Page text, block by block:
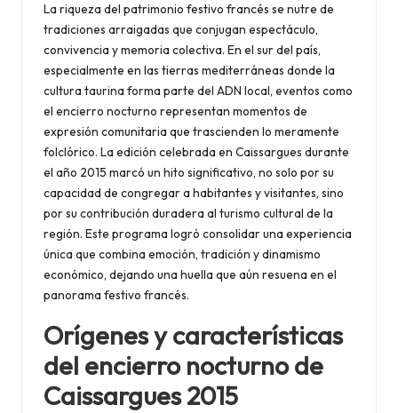
La riqueza del patrimonio festivo francés se nutre de
tradiciones arraigadas que conjugan espectáculo,
convivencia y memoria colectiva. En el sur del país,
especialmente en las tierras mediterráneas donde la
cultura taurina forma parte del ADN local, eventos como
el encierro nocturno representan momentos de
expresión comunitaria que trascienden lo meramente
folclórico. La edición celebrada en Caissargues durante
el año 2015 marcó un hito significativo, no solo por su
capacidad de congregar a habitantes y visitantes, sino
por su contribución duradera al turismo cultural de la
región. Este programa logró consolidar una experiencia
única que combina emoción, tradición y dinamismo
económico, dejando una huella que aún resuena en el
panorama festivo francés.
Orígenes y características
del encierro nocturno de
Caissargues 2015